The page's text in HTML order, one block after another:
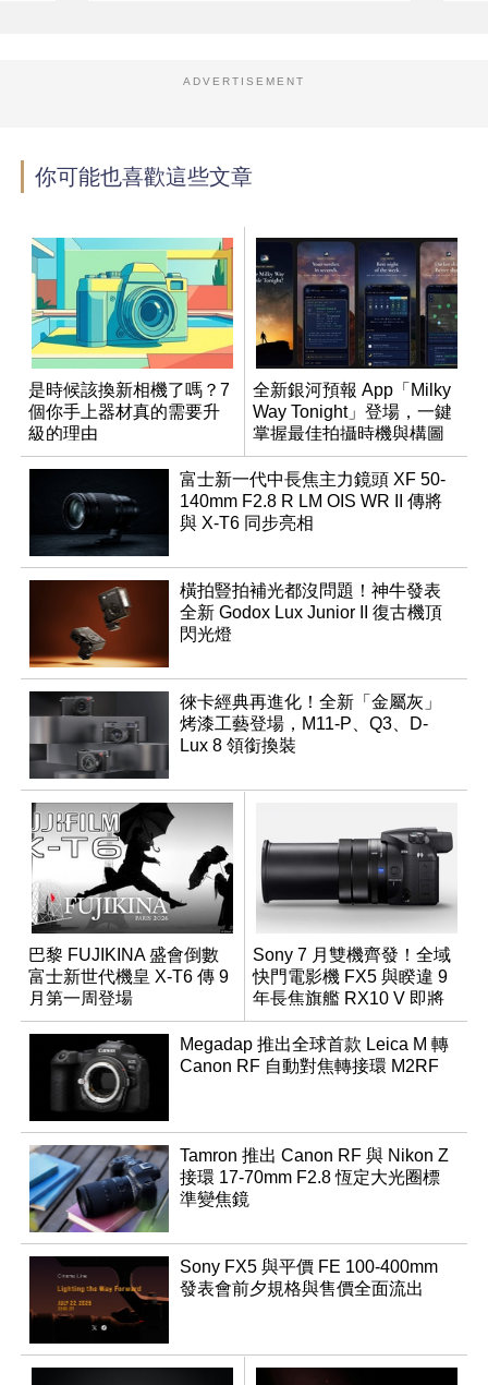
ADVERTISEMENT
你可能也喜歡這些文章
是時候該換新相機了嗎？7
個你手上器材真的需要升
級的理由
全新銀河預報 App「Milky
Way Tonight」登場，一鍵
掌握最佳拍攝時機與構圖
富士新一代中長焦主力鏡頭 XF 50-
140mm F2.8 R LM OIS WR II 傳將
與 X-T6 同步亮相
橫拍豎拍補光都沒問題！神牛發表
全新 Godox Lux Junior II 復古機頂
閃光燈
徠卡經典再進化！全新「金屬灰」
烤漆工藝登場，M11-P、Q3、D-
Lux 8 領銜換裝
巴黎 FUJIKINA 盛會倒數
富士新世代機皇 X-T6 傳 9
月第一周登場
Sony 7 月雙機齊發！全域
快門電影機 FX5 與睽違 9
年長焦旗艦 RX10 V 即將
登場
Megadap 推出全球首款 Leica M 轉
Canon RF 自動對焦轉接環 M2RF
Tamron 推出 Canon RF 與 Nikon Z
接環 17-70mm F2.8 恆定大光圈標
準變焦鏡
Sony FX5 與平價 FE 100-400mm
發表會前夕規格與售價全面流出